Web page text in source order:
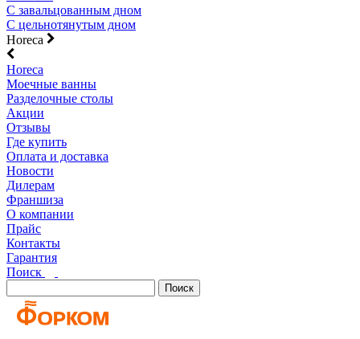
С завальцованным дном
С цельнотянутым дном
Horeca
Horeca
Моечные ванны
Разделочные столы
Акции
Отзывы
Где купить
Оплата и доставка
Новости
Дилерам
Франшиза
О компании
Прайс
Контакты
Гарантия
Поиск
Поиск